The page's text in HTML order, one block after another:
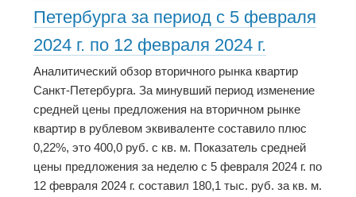
Петербурга за период с 5 февраля
2024 г. по 12 февраля 2024 г.
Аналитический обзор вторичного рынка квартир
Санкт-Петербурга. За минувший период изменение
средней цены предложения на вторичном рынке
квартир в рублевом эквиваленте составило плюс
0,22%, это 400,0 руб. с кв. м. Показатель средней
цены предложения за неделю с 5 февраля 2024 г. по
12 февраля 2024 г. составил 180,1 тыс. руб. за кв. м.